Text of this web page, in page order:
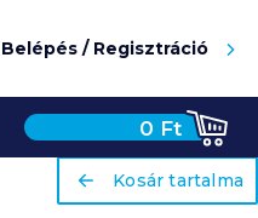
Belépés / Regisztráció
0 Ft
ariaLabel
Kosár tartalma